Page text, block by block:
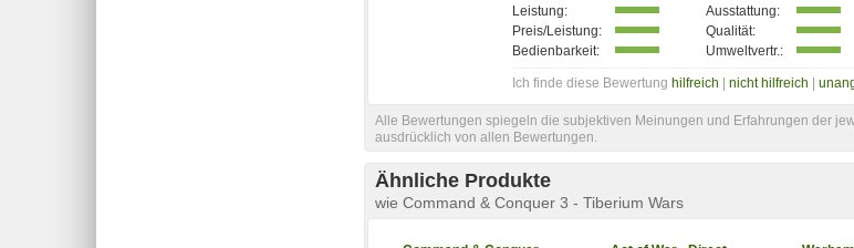
Leistung:
Ausstattung:
Preis/Leistung:
Qualität:
Bedienbarkeit:
Umweltvertr.:
Ich finde diese Bewertung hilfreich | nicht hilfreich |
Alle Bewertungen spiegeln die subjektiven Meinungen und Erfahrungen der
ausdrücklich von allen Bewertungen.
Ähnliche Produkte
wie Command & Conquer 3 - Tiberium Wars